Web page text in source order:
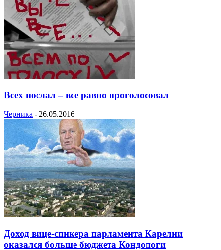
Всех послал – все равно проголосовал
Черника - 26.05.2016
Доход вице-спикера парламента Карелии
оказался больше бюджета Кондопоги